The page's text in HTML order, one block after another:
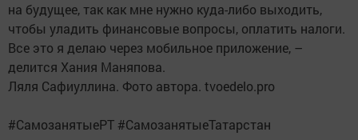
на будущее, так как мне нужно куда-либо выходить,
чтобы уладить финансовые вопросы, оплатить налоги.
Все это я делаю через мобильное приложение, –
делится Хания Маняпова.
Ляля Сафиуллина. Фото автора. tvoedelo.pro
#СамозанятыеРТ #СамозанятыеТатарстан